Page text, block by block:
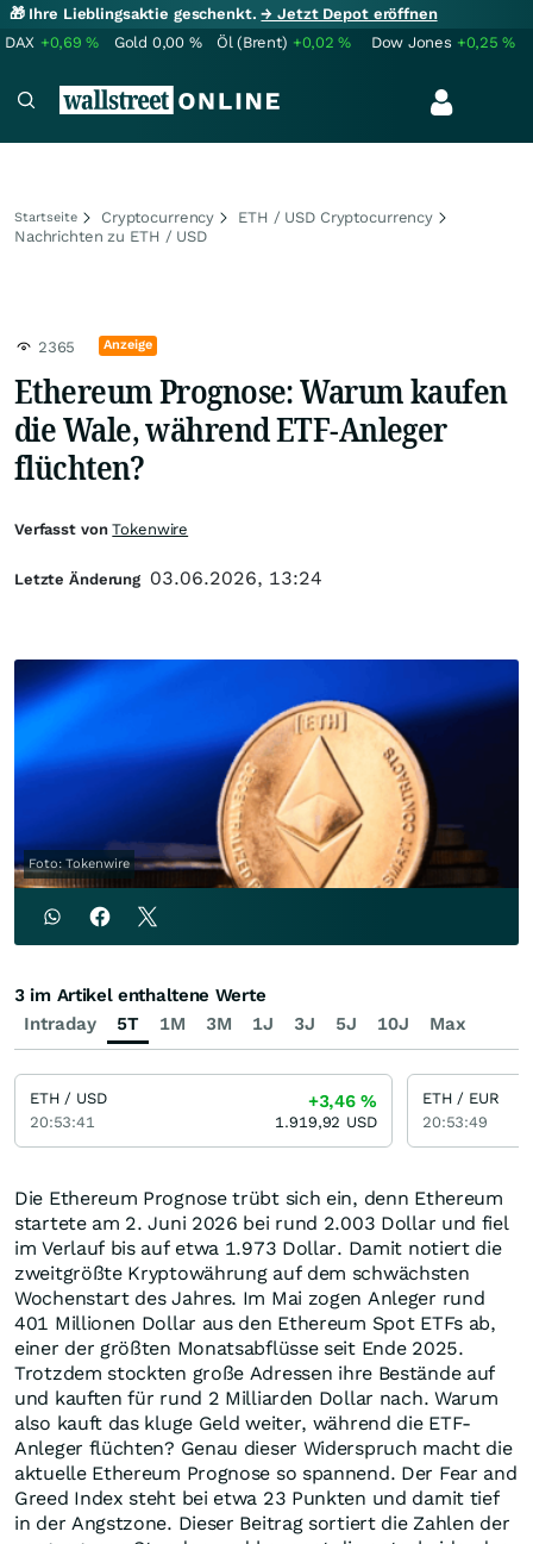
🎁 Ihre Lieblingsaktie geschenkt.→ Jetzt Depot eröffnen
DAX +0,69% Gold 0,00 % Öl (Brent) +0,02% Dow Jones +0,25%
Startseite Cryptocurrency
ETH / USD Cryptocurrency
Nachrichten zu ETH / USD
2365 Anzeige
Ethereum Prognose: Warum kaufen
die Wale, während ETF-Anleger
flüchten?
Foto: Tokenwire
Die Ethereum Prognose trübt sich ein, denn Ethereum
startete am 2. Juni 2026 bei rund 2.003 Dollar und fiel
im Verlauf bis auf etwa 1.973 Dollar. Damit notiert die
zweitgrößte Kryptowährung auf dem schwächsten
Wochenstart des Jahres. Im Mai zogen Anleger rund
401 Millionen Dollar aus den Ethereum Spot ETFs ab,
einer der größten Monatsabflüsse seit Ende 2025.
Trotzdem stockten große Adressen ihre Bestände auf
und kauften für rund 2 Milliarden Dollar nach. Warum
also kauft das kluge Geld weiter, während die ETF-
Anleger flüchten? Genau dieser Widerspruch macht die
aktuelle Ethereum Prognose so spannend. Der Fear and
Greed Index steht bei etwa 23 Punkten und damit tief
in der Angstzone. Dieser Beitrag sortiert die Zahlen der
Verfasst vonTokenwire
Letzte Änderung 03.06.2026, 13:24
Intraday 5T 1M 3M 1J 3J 5J 10J Max
3 im Artikel enthaltene Werte
ETH / USD
20:53:41
+3,46%
1.919,92 USD
ETH / EUR
20:53:49